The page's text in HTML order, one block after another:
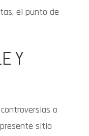
el punto de
Y
o
sitio